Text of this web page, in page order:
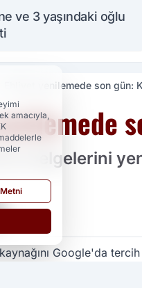
ve 3 yaşındaki oğlu
Ehliyet yenilemede son gün:
belgelerini
kaynağını Google'da
amacıyla,